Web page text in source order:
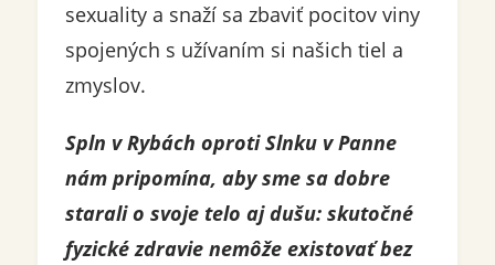
sexuality a snaží sa zbaviť pocitov viny
spojených s užívaním si našich tiel a
zmyslov.
Spln v Rybách oproti Slnku v Panne
nám pripomína, aby sme sa dobre
starali o svoje telo aj dušu: skutočné
fyzické zdravie nemôže existovať bez